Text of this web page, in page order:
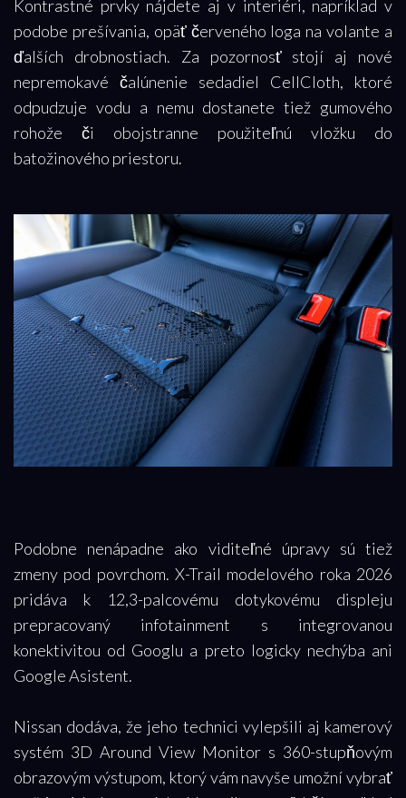
Kontrastné prvky nájdete aj v interiéri, napríklad v
podobe prešívania, opäť červeného loga na volante a
ďalších drobnostiach. Za pozornosť stojí aj nové
nepremokavé čalúnenie sedadiel CellCloth, ktoré
odpudzuje vodu a nemu dostanete tiež gumového
rohože či obojstranne použiteľnú vložku do
batožinového priestoru.
Podobne nenápadne ako viditeľné úpravy sú tiež
zmeny pod povrchom. X-Trail modelového roka 2026
pridáva k 12,3-palcovému dotykovému displeju
prepracovaný infotainment s integrovanou
konektivitou od Googlu a preto logicky nechýba ani
Google Asistent.
Nissan dodáva, že jeho technici vylepšili aj kamerový
systém 3D Around View Monitor s 360-stupňovým
obrazovým výstupom, ktorý vám navyše umožní vybrať